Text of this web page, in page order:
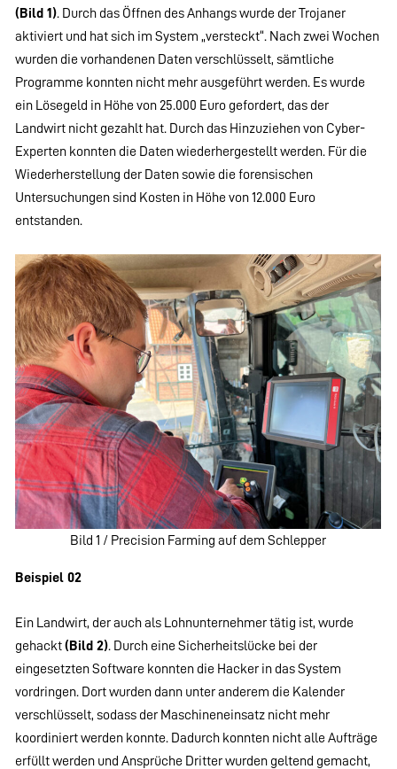
(Bild 1). Durch das Öffnen des Anhangs wurde der Trojaner
aktiviert und hat sich im System „versteckt“. Nach zwei Wochen
wurden die vorhandenen Daten verschlüsselt, sämtliche
Programme konnten nicht mehr ausgeführt werden. Es wurde
ein Lösegeld in Höhe von 25.000 Euro gefordert, das der
Landwirt nicht gezahlt hat. Durch das Hinzuziehen von Cyber-
Experten konnten die Daten wiederhergestellt werden. Für die
Wiederherstellung der Daten sowie die forensischen
Untersuchungen sind Kosten in Höhe von 12.000 Euro
entstanden.
Bild 1 / Precision Farming auf dem Schlepper
Beispiel 02
Ein Landwirt, der auch als Lohnunternehmer tätig ist, wurde
gehackt(Bild 2). Durch eine Sicherheitslücke bei der
eingesetzten Software konnten die Hacker in das System
vordringen. Dort wurden dann unter anderem die Kalender
verschlüsselt, sodass der Maschineneinsatz nicht mehr
koordiniert werden konnte. Dadurch konnten nicht alle Aufträge
erfüllt werden und Ansprüche Dritter wurden geltend gemacht,